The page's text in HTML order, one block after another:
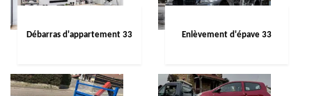
Débarras d'appartement 33 Enlèvement d'épave 33